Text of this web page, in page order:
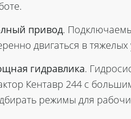
привод.
двигаться в
гидравлика.
Кентавр 244с
режимы для